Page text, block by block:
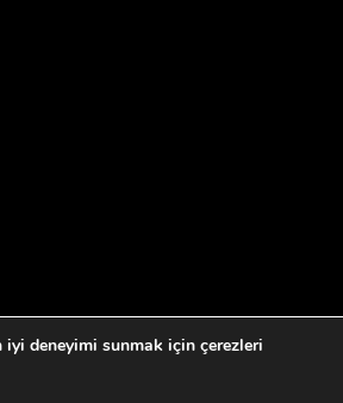
iyi deneyimi sunmak için çerezleri